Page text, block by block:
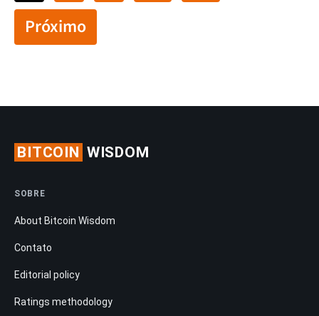
Próximo
BITCOIN WISDOM
SOBRE
About Bitcoin Wisdom
Contato
Editorial policy
Ratings methodology